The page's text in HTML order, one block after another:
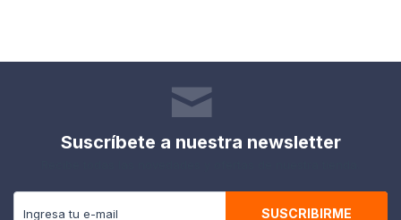
Suscríbete a nuestra newsletter
SUSCRIBIRME